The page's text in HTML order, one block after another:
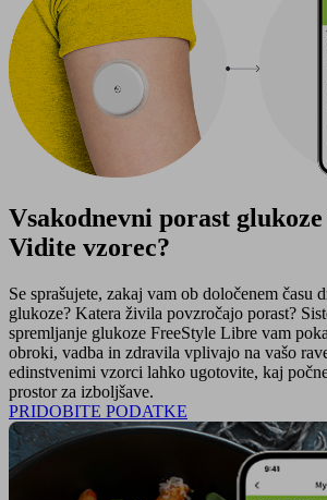
Vsakodnevni porast
Vidite vzorec?
Se sprašujete, zakaj vam ob določenem času
glukoze? Katera živila povzročajo porast?
spremljanje glukoze FreeStyle Libre vam
obroki, vadba in zdravila vplivajo na vašo
edinstvenimi vzorci lahko ugotovite, kaj
prostor za izboljšave.
PRIDOBITE PODATKE